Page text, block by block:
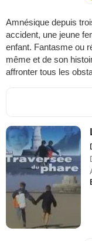
Amnésique depuis
accident, une jeune
enfant. Fantasme ou
même et de son
affronter tous les